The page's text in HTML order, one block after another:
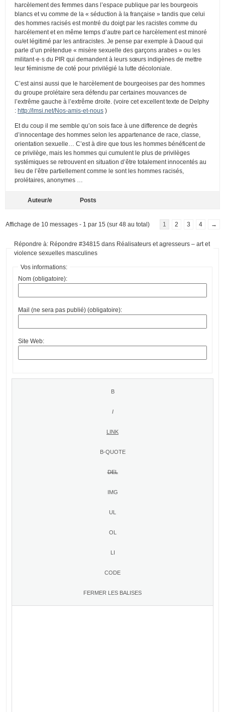
harcèlement des femmes dans l’espace publique par les bourgeois
blancs et vu comme de la « séduction à la française » tandis que celui
des hommes racisés est montré du doigt par les racistes comme du
harcélement et en même temps d’autre part ce harcèlement est minoré
ou/et légitimé par les antiracistes. Je pense par exemple à Daoud qui
parle d’un prétendue « misère sexuelle des garçons arabes » ou les
militant·e·s du PIR qui demandent à leurs sœurs indigènes de mettre
leur féminisme de coté pour privilégié la lutte décoloniale.
C’est ainsi aussi que le harcèlement de bourgeoises par des hommes
du groupe prolétaire sera défendu par certaines mouvances de
l’extrême gauche à l’extrême droite. (voire cet excellent texte de Delphy
: http://lmsi.net/Nos-amis-et-nous )
Et du coup il me semble qu’on sois face à une difference de degrès
d’innocentage des hommes selon les appartenance de race, classe,
orientation sexuelle… C’est à dire que tous les hommes bénéficent de
ce privilège, mais les hommes qui cumulent le plus de privilèges
systémiques se retrouvent en situation d’être totalement innocentés au
lieu de l’être partiellement comme le sont les hommes racisés,
prolétaires, anonymes …
Auteur/e Posts
Affichage de 10 messages - 1 par 15 (sur 48 au total) 1 2 3 4 →
Répondre à: Répondre #34815 dans Réalisateurs et agresseurs – art et
violence sexuelles masculines
Vos informations:
Nom (obligatoire):
Mail (ne sera pas publié) (obligatoire):
Site Web: